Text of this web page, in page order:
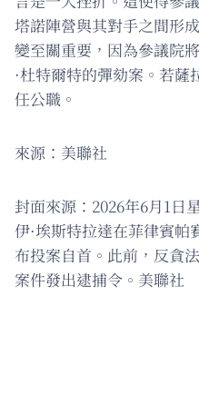
塔諾陣營與其對手之間形
變至關重要，因為參議院
·杜特爾特的彈劾案。若
任公職。
來源：美聯社
封面來源：2026年6月1日
伊·埃斯特拉達在菲律賓
布投案自首。此前，反貪
案件發出逮捕令。美聯社